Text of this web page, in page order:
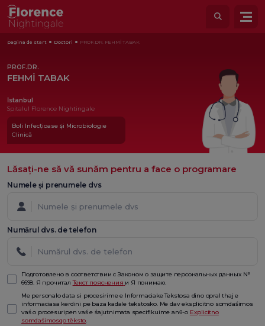
pagina de start Doctori PROF.DR. FEHMİ TABAK
PROF.DR.
FEHMİ TABAK
İstanbul
Spitalul Florence Nightingale
Boli Infecțioase și Microbiologie
Clinică
Lăsați-ne să vă sunăm pentru a face o programare
Numele și prenumele dvs
Numărul dvs. de telefon
Подготовлено в соответствии с Законом о защите персональных данных №
6698. Я прочиталТекст пояснения и Я понимаю.
Me personalo data si procesirime e Informaciake Tekstosa dino opral thaj e
informaciasa kerdini pe baza kadale tekstosko. Me dav eksplicitno somdaśimos
vaś o procesuripen vaś e śajutnimata specifikuime anθ-o Explicitno
somdaśimosqo tèksto.